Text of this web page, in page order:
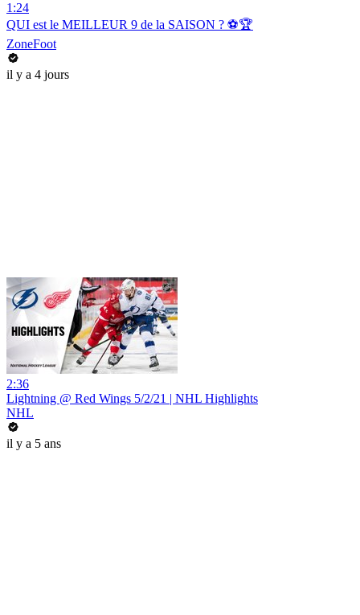
1:24
QUI est le MEILLEUR 9 de la SAISON ? ⚽️🏆
ZoneFoot
il y a 4 jours
2:36
Lightning @ Red Wings 5/2/21 | NHL Highlights
NHL
il y a 5 ans